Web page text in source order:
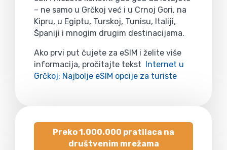
– ne samo u Grčkoj već i u Crnoj Gori, na
Kipru, u Egiptu, Turskoj, Tunisu, Italiji,
Španiji i mnogim drugim destinacijama.
Ako prvi put čujete za eSIM i želite više
informacija, pročitajte tekst Internet u
Grčkoj: Najbolje eSIM opcije za turiste
Preko 1.000.000 pratilaca na
društvenim mrežama